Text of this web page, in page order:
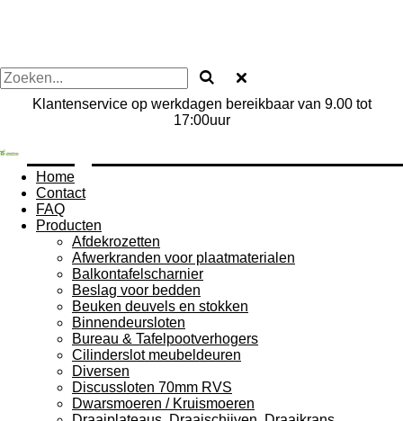
Klantenservice op werkdagen bereikbaar van 9.00 tot
17:00uur
Home
Contact
FAQ
Producten
Afdekrozetten
Afwerkranden voor plaatmaterialen
Balkontafelscharnier
Beslag voor bedden
Beuken deuvels en stokken
Binnendeursloten
Bureau & Tafelpootverhogers
Cilinderslot meubeldeuren
Diversen
Discussloten 70mm RVS
Dwarsmoeren / Kruismoeren